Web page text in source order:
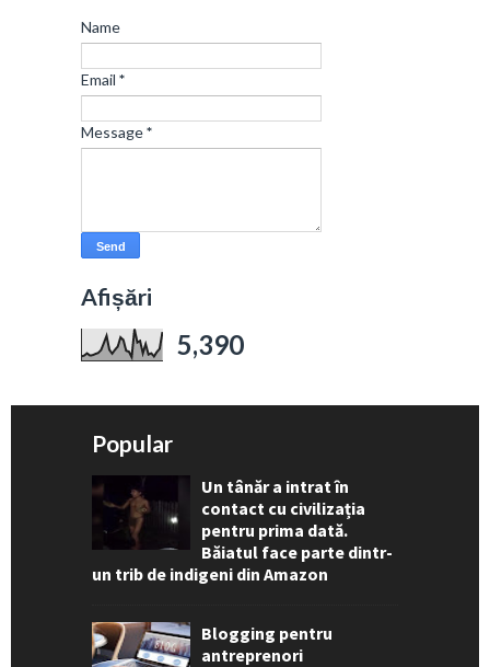
Name
Email *
Message*
Afișări
5,390
Popular
Un tânăr a intrat în
contact cu civilizația
pentru prima dată.
Băiatul face parte dintr-
un trib de indigeni din Amazon
Blogging pentru
antreprenori